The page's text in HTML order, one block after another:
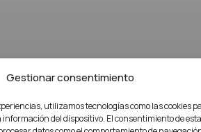
Gestionar consentimiento
utilizamos tecnologías como las cookies
del dispositivo. El consentimiento de